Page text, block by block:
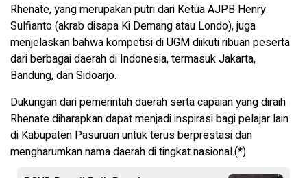
Rhenate, yang merupakan putri dari Ketua AJPB Henry
Sulfianto (akrab disapa Ki Demang atau Londo), juga
menjelaskan bahwa kompetisi di UGM diikuti ribuan peserta
dari berbagai daerah di Indonesia, termasuk Jakarta,
Bandung, dan Sidoarjo.
Dukungan dari pemerintah daerah serta capaian yang diraih
Rhenate diharapkan dapat menjadi inspirasi bagi pelajar lain
di Kabupaten Pasuruan untuk terus berprestasi dan
mengharumkan nama daerah di tingkat nasional.(*)